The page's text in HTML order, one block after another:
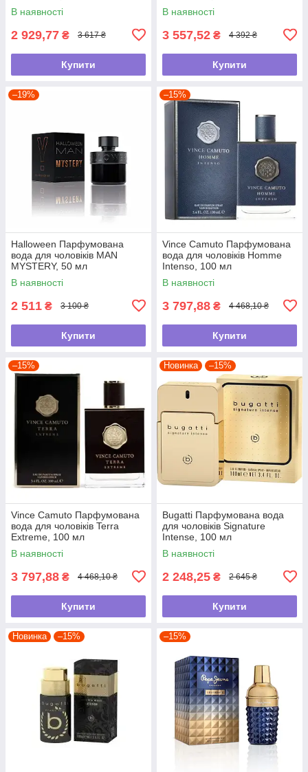
В наявності
2 929,77 ₴ 3 617 ₴
Купити
В наявності
3 557,52 ₴ 4 392 ₴
Купити
–19%
Halloween Парфумована
вода для чоловіків MAN
MYSTERY, 50 мл
В наявності
2 511 ₴ 3 100 ₴
Купити
–15%
Vince Camuto Парфумована
вода для чоловіків Homme
Intenso, 100 мл
В наявності
3 797,88 ₴ 4 468,10 ₴
Купити
–15%
Vince Camuto Парфумована
вода для чоловіків Terra
Extreme, 100 мл
В наявності
3 797,88 ₴ 4 468,10 ₴
Купити
Новинка –15%
Bugatti Парфумована вода
для чоловіків Signature
Intense, 100 мл
В наявності
2 248,25 ₴ 2 645 ₴
Купити
Новинка –15% –15%